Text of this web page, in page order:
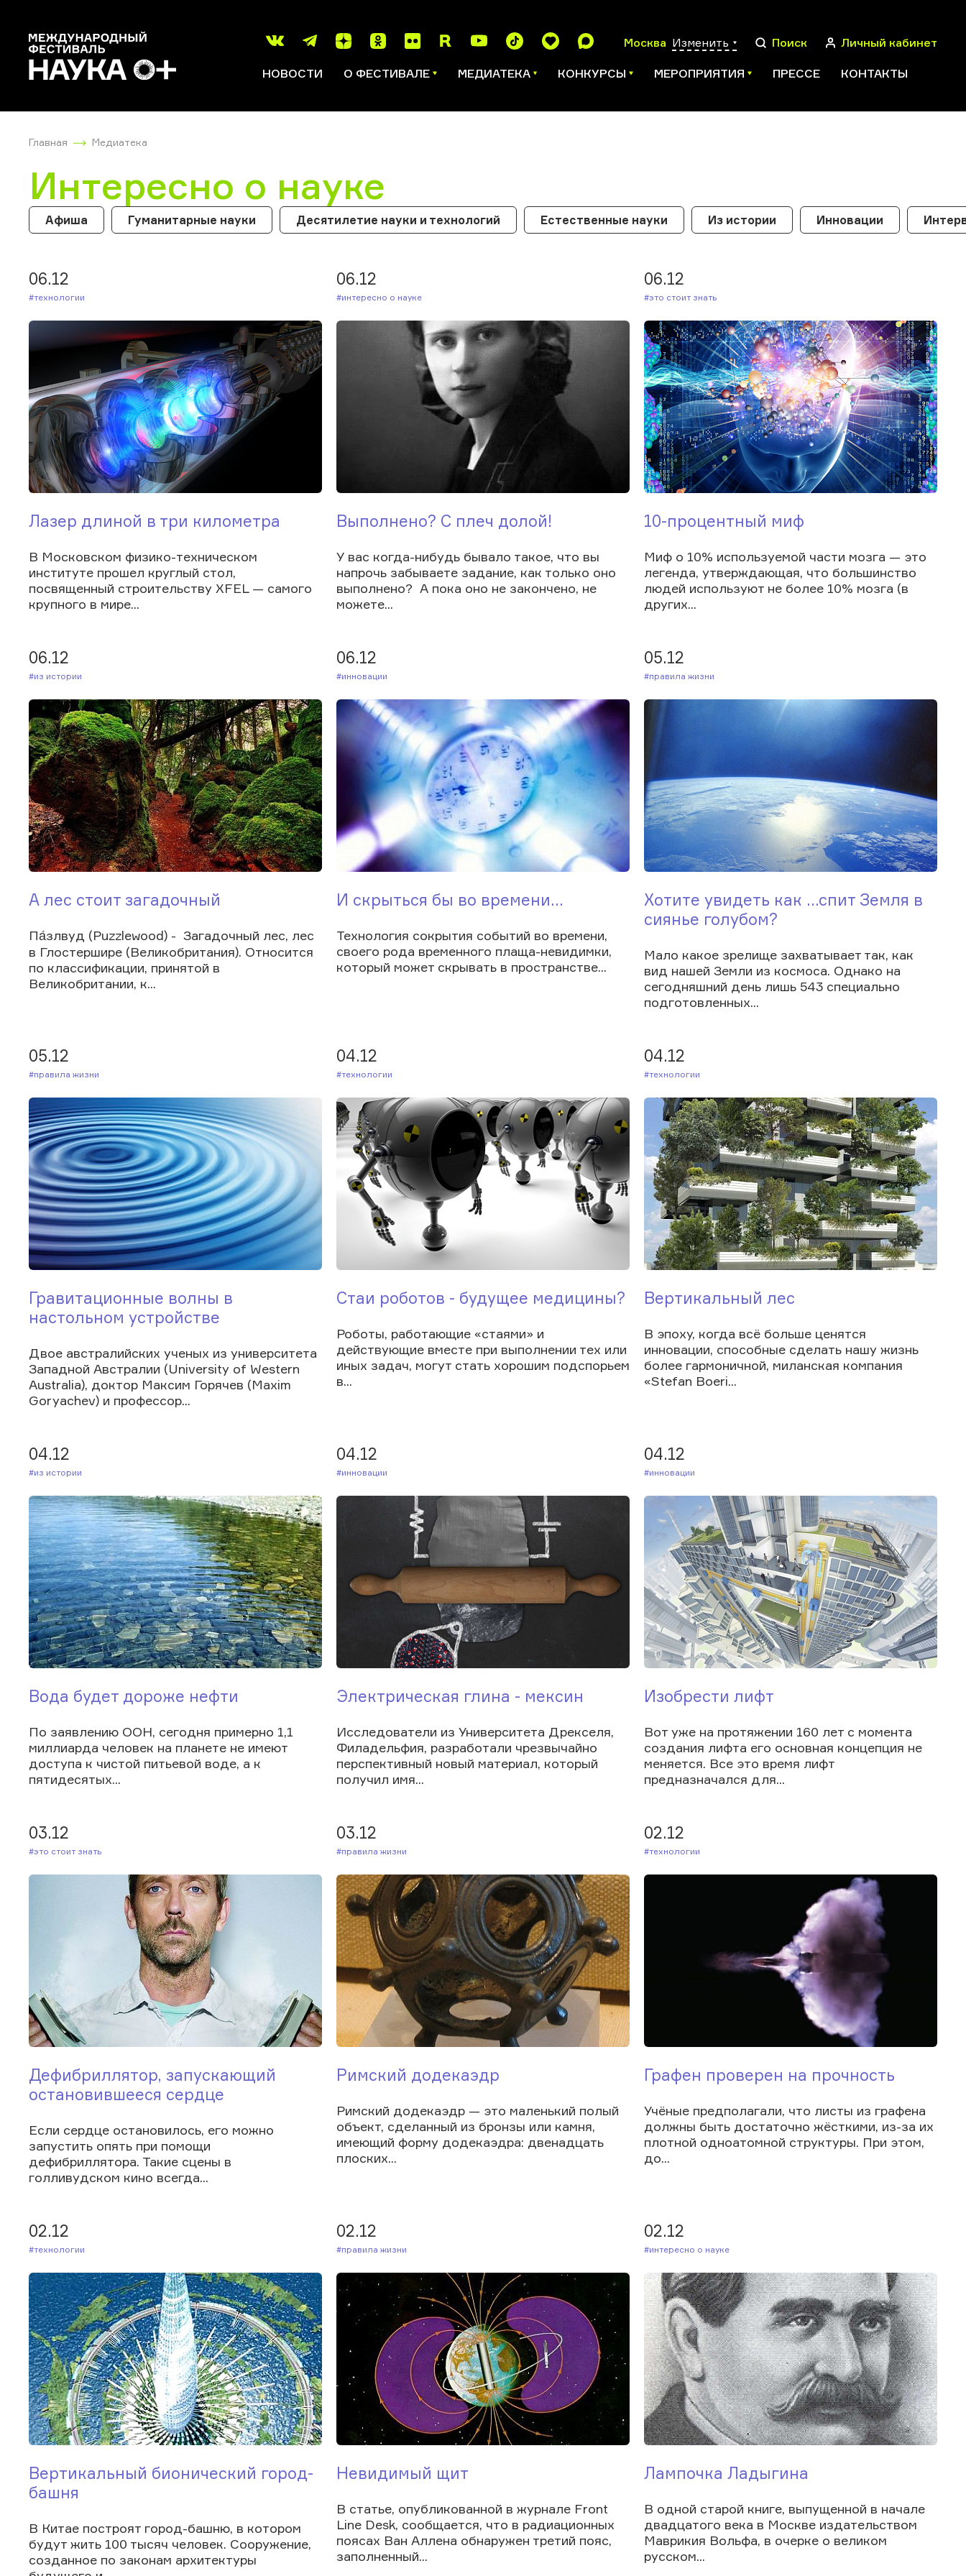
Москва Изменить Поиск Личный кабинет
НОВОСТИ О ФЕСТИВАЛЕ МЕДИАТЕКА КОНКУРСЫ МЕРОПРИЯТИЯ ПРЕССЕ КОНТАКТЫ
Главная Медиатека
Интересно о науке
Афиша Гуманитарные науки Десятилетие науки и технологий Естественные науки Из истории Инновации
06.12
#Технологии
Лазер длиной в три километра
В Московском физико-техническом
институте прошел круглый стол,
посвященный строительству XFEL — самого
крупного в мире...
06.12
#Интересно о науке
Выполнено? С плеч долой!
У вас когда-нибудь бывало такое, что вы
напрочь забываете задание, как только оно
выполнено? А пока оно не закончено, не
можете...
06.12
#Это стоит знать
10-процентный миф
Миф о 10% используемой части мозга — это
легенда, утверждающая, что большинство
людей используют не более 10% мозга (в
других...
06.12
#Из истории
А лес стоит загадочный
Па́злвуд (Puzzlewood) - Загадочный лес, лес
в Глостершире (Великобритания). Относится
по классификации, принятой в
Великобритании, к...
06.12
#Инновации
И скрыться бы во времени...
Технология сокрытия событий во времени,
своего рода временного плаща-невидимки,
который может скрывать в пространстве...
05.12
#Правила жизни
Хотите увидеть как ...спит Земля в
сиянье голубом?
Мало какое зрелище захватывает так, как
вид нашей Земли из космоса. Однако на
сегодняшний день лишь 543 специально
подготовленных...
05.12
#Правила жизни
Гравитационные волны в
настольном устройстве
Двое австралийских ученых из университета
Западной Австралии (University of Western
Australia), доктор Максим Горячев (Maxim
Goryachev) и профессор...
04.12
#Технологии
Стаи роботов - будущее медицины?
Роботы, работающие «стаями» и
действующие вместе при выполнении тех или
иных задач, могут стать хорошим подспорьем
в...
04.12
#Технологии
Вертикальный лес
В эпоху, когда всё больше ценятся
инновации, способные сделать нашу жизнь
более гармоничной, миланская компания
«Stefan Boeri...
04.12
#Из истории
Вода будет дороже нефти
По заявлению ООН, сегодня примерно 1,1
миллиарда человек на планете не имеют
доступа к чистой питьевой воде, а к
пятидесятых...
04.12
#Инновации
Электрическая глина - мексин
Исследователи из Университета Дрекселя,
Филадельфия, разработали чрезвычайно
перспективный новый материал, который
получил имя...
04.12
#Инновации
Изобрести лифт
Вот уже на протяжении 160 лет с момента
создания лифта его основная концепция не
меняется. Все это время лифт
предназначался для...
03.12
#Это стоит знать
Дефибриллятор, запускающий
остановившееся сердце
Если сердце остановилось, его можно
запустить опять при помощи
дефибриллятора. Такие сцены в
голливудском кино всегда...
03.12
#Правила жизни
Римский додекаэдр
Римский додекаэдр — это маленький полый
объект, сделанный из бронзы или камня,
имеющий форму додекаэдра: двенадцать
плоских...
02.12
#Технологии
Графен проверен на прочность
Учёные предполагали, что листы из графена
должны быть достаточно жёсткими, из-за их
плотной одноатомной структуры. При этом,
до...
02.12
#Технологии
Вертикальный бионический город-
башня
В Китае построят город-башню, в котором
будут жить 100 тысяч человек. Сооружение,
созданное по законам архитектуры
02.12
#Правила жизни
Невидимый щит
В статье, опубликованной в журнале Front
Line Desk, сообщается, что в радиационных
поясах Ван Аллена обнаружен третий пояс,
заполненный...
02.12
#Интересно о науке
Лампочка Ладыгина
В одной старой книге, выпущенной в начале
двадцатого века в Москве издательством
Маврикия Вольфа, в очерке о великом
русском...